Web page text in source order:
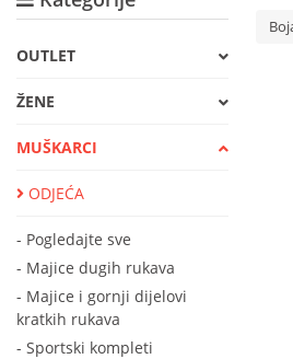
OUTLET
ŽENE
MUŠKARCI
ODJEĆA
- Pogledajte sve
- Majice dugih rukava
- Majice i gornji dijelovi
kratkih rukava
- Sportski kompleti